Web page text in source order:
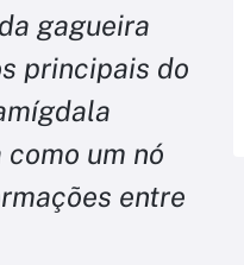
gagueira
principais do
um nó
entre